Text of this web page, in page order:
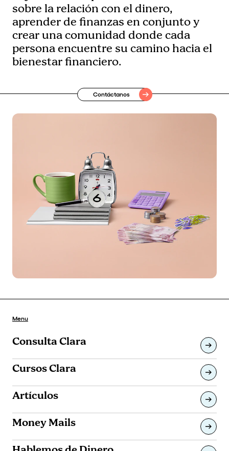
sobre la relación con el dinero,
aprender de finanzas en conjunto y
crear una comunidad donde cada
persona encuentre su camino hacia el
bienestar financiero.
Contáctanos
Menu
Consulta Clara
Cursos Clara
Artículos
Money Mails